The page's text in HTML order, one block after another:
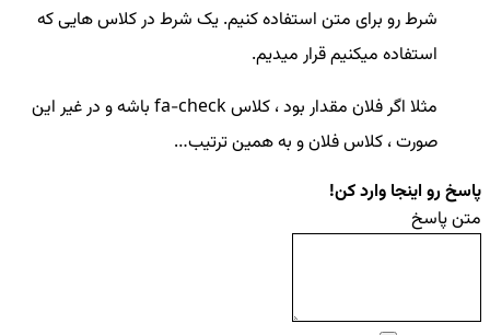
شرط رو برای متن استفاده کنیم. یک شرط در کلاس هایی که
استفاده میکنیم قرار میدیم.
مثلا اگر فلان مقدار بود ، کلاس fa-check باشه و در غیر این
صورت ، کلاس فلان و به همین ترتیب…
پاسخ رو اینجا وارد کن!
متن پاسخ